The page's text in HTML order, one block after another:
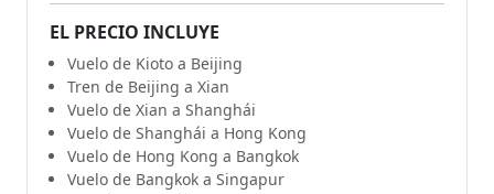
EL PRECIO INCLUYE
Vuelo de Kioto a Beijing
Tren de Beijing a Xian
Vuelo de Xian a Shanghái
Vuelo de Shanghái a Hong Kong
Vuelo de Hong Kong a Bangkok
Vuelo de Bangkok a Singapur